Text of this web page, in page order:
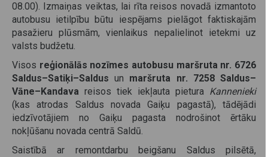
08.00). Izmaiņas veiktas, lai rīta reisos novadā izmantoto
autobusu ietilpību būtu iespējams pielāgot faktiskajām
pasažieru plūsmām, vienlaikus nepalielinot ietekmi uz
valsts budžetu.
Visos reģionālās nozīmes autobusu maršruta nr. 6726
Saldus–Satiķi–Saldus un maršruta nr. 7258 Saldus–
Vāne–Kandava reisos tiek iekļauta pietura Kannenieki
(kas atrodas Saldus novada Gaiķu pagastā), tādējādi
iedzīvotājiem no Gaiķu pagasta nodrošinot ērtāku
nokļūšanu novada centrā Saldū.
Saistībā ar remontdarbu beigšanu Saldus pilsētā,